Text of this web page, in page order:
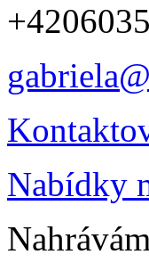
Nabídky